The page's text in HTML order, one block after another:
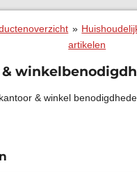
»
artikelen
& winkel